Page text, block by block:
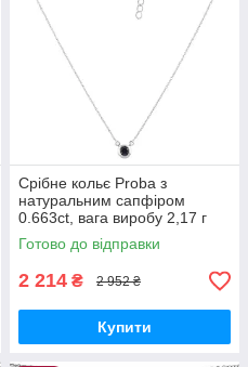
Срібне кольє Proba з
натуральним сапфіром
0.663ct, вага виробу 2,17 г
(2126614) 450500 розмір
Готово до відправки
2 214 ₴ 2 952 ₴
Купити